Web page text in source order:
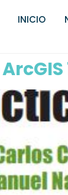
INICIO